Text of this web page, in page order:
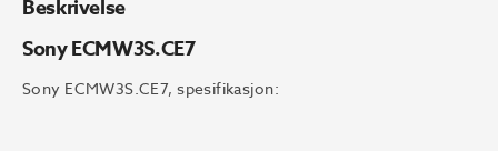
Beskrivelse
Sony ECMW3S.CE7
Sony ECMW3S.CE7, spesifikasjon: